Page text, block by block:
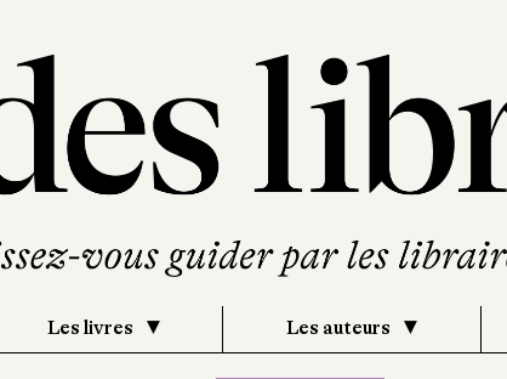
Les livres Les auteurs